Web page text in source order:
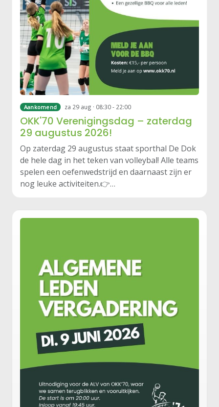
Aankomend za 29 aug · 08:30 - 22:00
OKK'70 Verenigingsdag – zaterdag
29 augustus 2026!
Op zaterdag 29 augustus staat sporthal De Dok
de hele dag in het teken van volleybal! Alle teams
spelen een oefenwedstrijd en daarnaast zijn er
nog leuke activiteiten.👉…